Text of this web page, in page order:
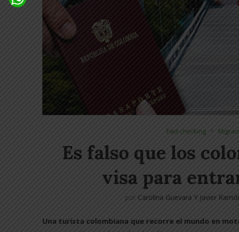
Fact-checking
Es falso que los
visa para
por Carolina Guevara Y Javier
Una turista colombiana que recorre el mundo en
WhatsApp